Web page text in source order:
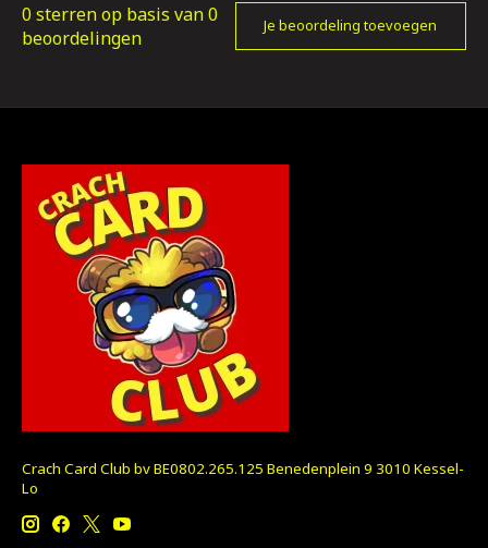
0 sterren op basis van0
beoordelingen
Je beoordeling toevoegen
Crach Card Club bv BE0802.265.125 Benedenplein 9 3010 Kessel-
Lo